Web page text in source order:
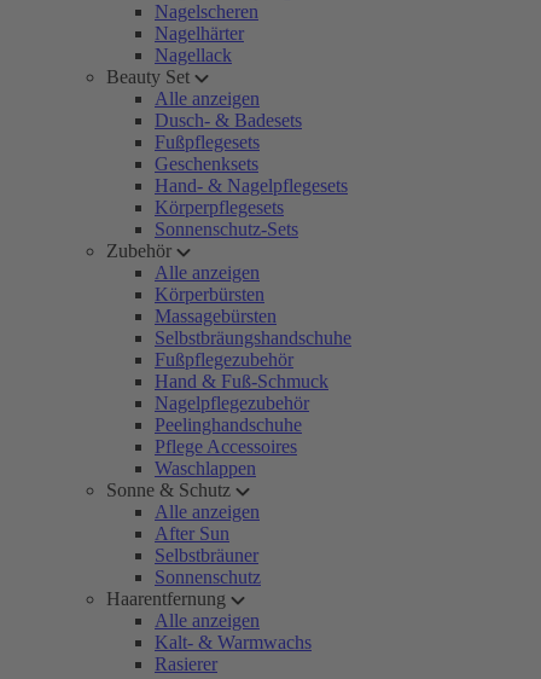
Nagelscheren
Nagelhärter
Nagellack
Beauty Set
Alle anzeigen
Dusch- & Badesets
Fußpflegesets
Geschenksets
Hand- & Nagelpflegesets
Körperpflegesets
Sonnenschutz-Sets
Zubehör
Alle anzeigen
Körperbürsten
Massagebürsten
Selbstbräungshandschuhe
Fußpflegezubehör
Hand & Fuß-Schmuck
Nagelpflegezubehör
Peelinghandschuhe
Pflege Accessoires
Waschlappen
Sonne & Schutz
Alle anzeigen
After Sun
Selbstbräuner
Sonnenschutz
Haarentfernung
Alle anzeigen
Kalt- & Warmwachs
Rasierer